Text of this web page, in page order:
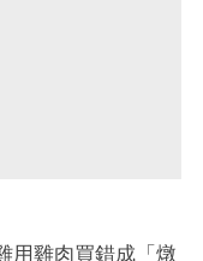
用雞肉買錯成「燉